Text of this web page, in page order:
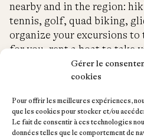
Gérer le
cookies
Pour offrir les meilleures expériences,
que les cookies pour stocker et/ou
Le fait de consentir à ces technologies
données telles que le comportement de
nearby and in the region:
tennis, golf, quad biking,
organize your excursions
for you, rent a boat to take
or to discover the
Provence by visiting the
On site, you can also take
volleyball or petanque